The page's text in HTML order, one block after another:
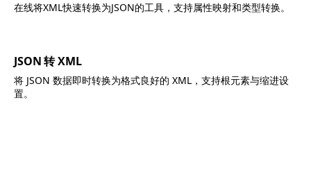
在线将XML快速转换为JSON的工具，支持属性映射和类型转换。
JSON 转 XML
将 JSON 数据即时转换为格式良好的 XML，支持根元素与缩进设
置。